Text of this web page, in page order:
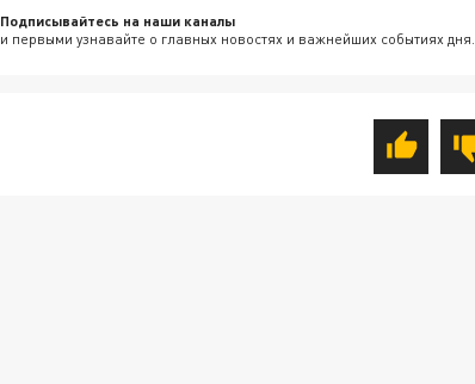
Подписывайтесь на наши каналы
и первыми узнавайте о главных новостях и важнейших событиях дня.